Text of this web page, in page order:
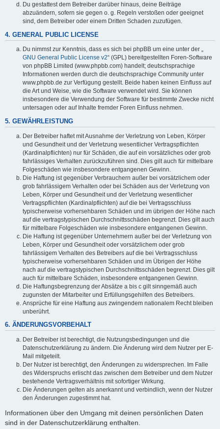
Du gestattest dem Betreiber darüber hinaus, deine Beiträge
abzuändern, sofern sie gegen o. g. Regeln verstoßen oder geeignet
sind, dem Betreiber oder einem Dritten Schaden zuzufügen.
4. GENERAL PUBLIC LICENSE
Du nimmst zur Kenntnis, dass es sich bei phpBB um eine unter der „
GNU General Public License v2“ (GPL) bereitgestellten Foren-Software
von phpBB Limited (www.phpbb.com) handelt; deutschsprachige
Informationen werden durch die deutschsprachige Community unter
www.phpbb.de zur Verfügung gestellt. Beide haben keinen Einfluss auf
die Art und Weise, wie die Software verwendet wird. Sie können
insbesondere die Verwendung der Software für bestimmte Zwecke nicht
untersagen oder auf Inhalte fremder Foren Einfluss nehmen.
5. GEWÄHRLEISTUNG
Der Betreiber haftet mit Ausnahme der Verletzung von Leben, Körper
und Gesundheit und der Verletzung wesentlicher Vertragspflichten
(Kardinalpflichten) nur für Schäden, die auf ein vorsätzliches oder grob
fahrlässiges Verhalten zurückzuführen sind. Dies gilt auch für mittelbare
Folgeschäden wie insbesondere entgangenen Gewinn.
Die Haftung ist gegenüber Verbrauchern außer bei vorsätzlichem oder
grob fahrlässigem Verhalten oder bei Schäden aus der Verletzung von
Leben, Körper und Gesundheit und der Verletzung wesentlicher
Vertragspflichten (Kardinalpflichten) auf die bei Vertragsschluss
typischerweise vorhersehbaren Schäden und im übrigen der Höhe nach
auf die vertragstypischen Durchschnittsschäden begrenzt. Dies gilt auch
für mittelbare Folgeschäden wie insbesondere entgangenen Gewinn.
Die Haftung ist gegenüber Unternehmern außer bei der Verletzung von
Leben, Körper und Gesundheit oder vorsätzlichem oder grob
fahrlässigem Verhalten des Betreibers auf die bei Vertragsschluss
typischerweise vorhersehbaren Schäden und im Übrigen der Höhe
nach auf die vertragstypischen Durchschnittsschäden begrenzt. Dies gilt
auch für mittelbare Schäden, insbesondere entgangenen Gewinn.
Die Haftungsbegrenzung der Absätze a bis c gilt sinngemäß auch
zugunsten der Mitarbeiter und Erfüllungsgehilfen des Betreibers.
Ansprüche für eine Haftung aus zwingendem nationalem Recht bleiben
unberührt.
6. ÄNDERUNGSVORBEHALT
Der Betreiber ist berechtigt, die Nutzungsbedingungen und die
Datenschutzerklärung zu ändern. Die Änderung wird dem Nutzer per E-
Mail mitgeteilt.
Der Nutzer ist berechtigt, den Änderungen zu widersprechen. Im Falle
des Widerspruchs erlischt das zwischen dem Betreiber und dem Nutzer
bestehende Vertragsverhältnis mit sofortiger Wirkung.
Die Änderungen gelten als anerkannt und verbindlich, wenn der Nutzer
den Änderungen zugestimmt hat.
Informationen über den Umgang mit deinen persönlichen Daten
sind in der Datenschutzerklärung enthalten.